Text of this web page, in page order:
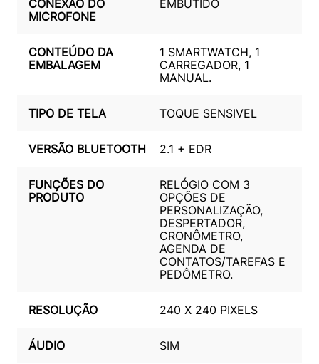
CONEXÃO DO
MICROFONE
EMBUTIDO
CONTEÚDO DA
EMBALAGEM
1 SMARTWATCH, 1
CARREGADOR, 1
MANUAL.
TIPO DE TELA TOQUE SENSIVEL
VERSÃO BLUETOOTH 2.1 + EDR
FUNÇÕES DO
PRODUTO
RELÓGIO COM 3
OPÇÕES DE
PERSONALIZAÇÃO,
DESPERTADOR,
CRONÔMETRO,
AGENDA DE
CONTATOS/TAREFAS E
PEDÔMETRO.
RESOLUÇÃO 240 X 240 PIXELS
ÁUDIO SIM